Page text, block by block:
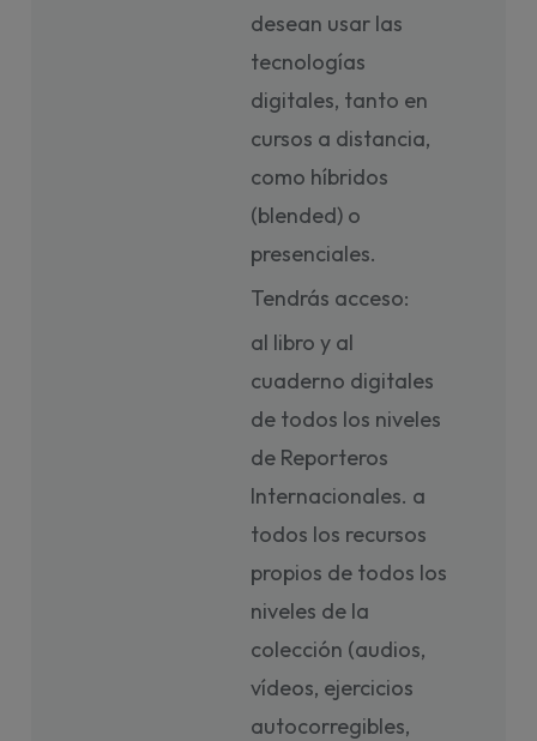
desean usar las
tecnologías
digitales, tanto en
cursos a distancia,
como híbridos
(blended) o
presenciales.
Tendrás acceso:
al libro y al
cuaderno digitales
de todos los niveles
de Reporteros
Internacionales. a
todos los recursos
propios de todos los
niveles de la
colección (audios,
vídeos, ejercicios
autocorregibles,